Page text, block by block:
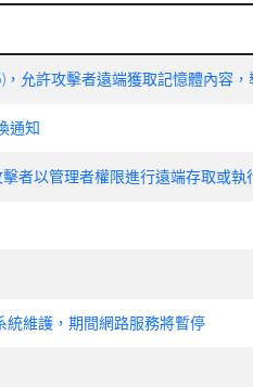
，允許攻擊者遠端獲取記憶體內容
通知
者以管理者權限進行遠端存取或執
統維護，期間網路服務將暫停